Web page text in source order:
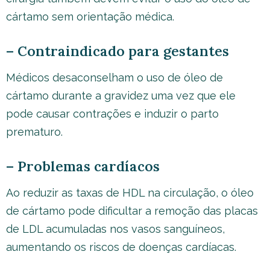
cártamo sem orientação médica.
– Contraindicado para gestantes
Médicos desaconselham o uso de óleo de
cártamo durante a gravidez uma vez que ele
pode causar contrações e induzir o parto
prematuro.
– Problemas cardíacos
Ao reduzir as taxas de HDL na circulação, o óleo
de cártamo pode dificultar a remoção das placas
de LDL acumuladas nos vasos sanguíneos,
aumentando os riscos de doenças cardíacas.